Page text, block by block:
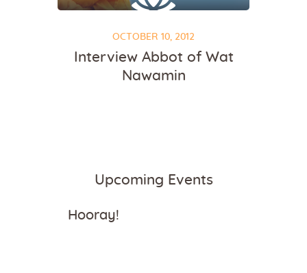
OCTOBER 10, 2012
Interview Abbot of Wat
Nawamin
Upcoming Events
Hooray!